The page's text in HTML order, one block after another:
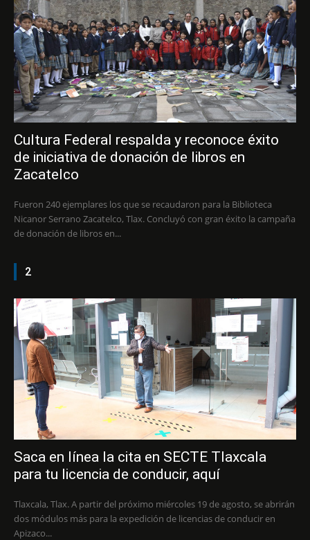
Cultura Federal respalda y reconoce éxito
de iniciativa de donación de libros en
Zacatelco
Fueron 240 ejemplares los que se recaudaron para la Biblioteca
Nicanor Serrano Zacatelco, Tlax. Concluyó con gran éxito la campaña
de donación de libros en...
2
Saca en línea la cita en SECTE Tlaxcala
para tu licencia de conducir, aquí
Tlaxcala, Tlax. A partir del próximo miércoles 19 de agosto, se abrirán
dos módulos más para la expedición de licencias de conducir en
Apizaco...